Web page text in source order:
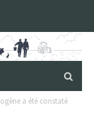
a été constaté